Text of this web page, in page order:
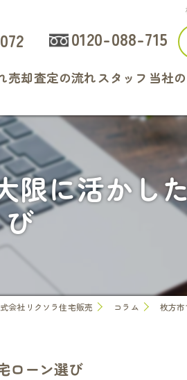
0120-088-715
売却査定の流れスタッフ 当社
戸建て
マン
土地
査定
限に活かし
び
会社リクソラ住宅販売 コラム 枚方
ローン選び